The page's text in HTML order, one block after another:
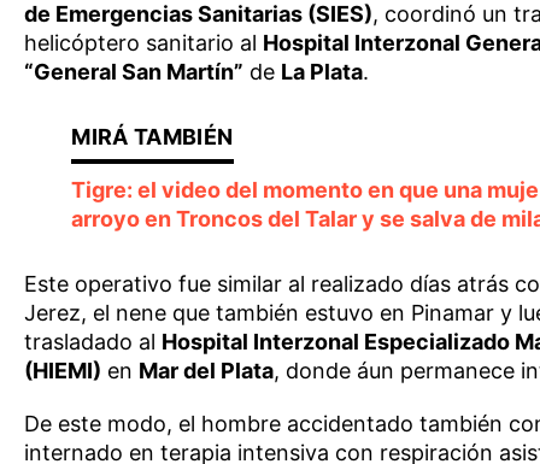
de Emergencias Sanitarias (SIES), coordinó un
helicóptero sanitario al Hospital Interzonal
“General San Martín” de La Plata.
Tigre: el video del momento en que una
arroyo en Troncos del Talar y se salva de
Este operativo fue similar al realizado días atrás
Jerez, el nene que también estuvo en Pinamar y
trasladado al Hospital Interzonal Especializado
(HIEMI) en Mar del Plata, donde áun permanece
De este modo, el hombre accidentado también
internado en terapia intensiva con respiración